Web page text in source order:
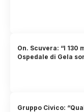
On. Scuvera: “I 130
Ospedale di Gela
Gruppo Civico: